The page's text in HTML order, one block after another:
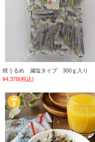
焼うるめ 減塩タイプ 300ｇ入り
¥4,378(税込)